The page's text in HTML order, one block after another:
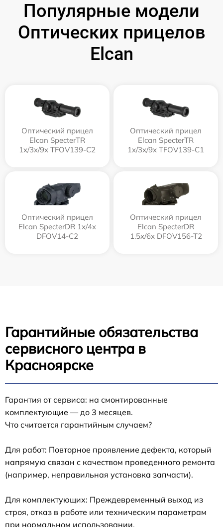
Популярные модели
Оптических прицелов
Elcan
Оптический прицел
Elcan SpecterTR
1x/3x/9x TFOV139-C2
Оптический прицел
Elcan SpecterTR
1x/3x/9x TFOV139-C1
Оптический прицел
Elcan SpecterDR 1x/4x
DFOV14-C2
Оптический прицел
Elcan SpecterDR
1.5x/6x DFOV156-T2
Гарантийные обязательства
сервисного центра в
Красноярске
Гарантия от сервиса: на смонтированные
комплектующие — до 3 месяцев.
Что считается гарантийным случаем?
Для работ: Повторное проявление дефекта, который
напрямую связан с качеством проведенного ремонта
(например, неправильная установка запчасти).
Для комплектующих: Преждевременный выход из
строя, отказ в работе или техническим параметрам
при нормальном использовании.